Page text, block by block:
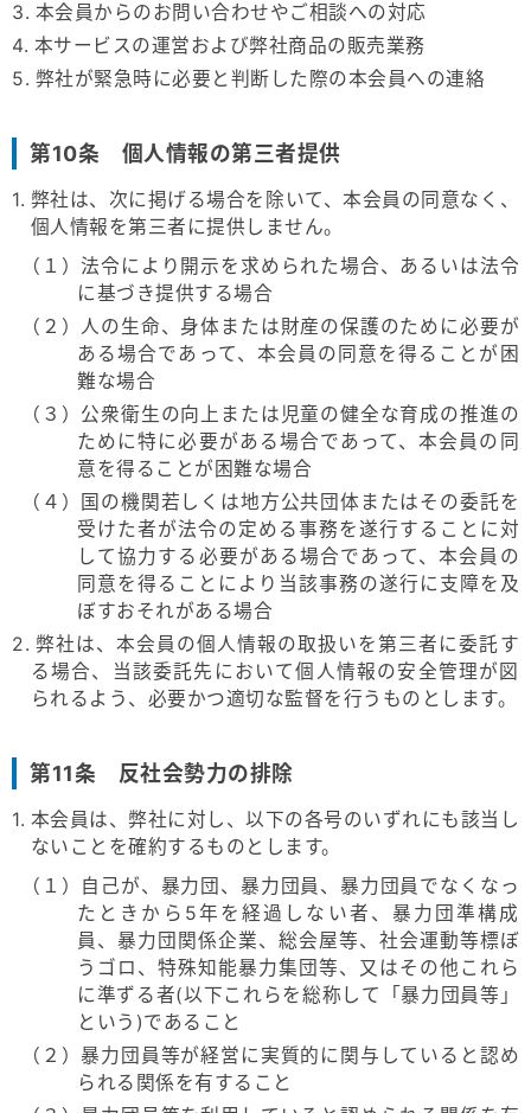
3. 本会員からのお問い合わせやご相談への対応
4. 本サービスの運営および弊社商品の販売業務
5. 弊社が緊急時に必要と判断した際の本会員への連絡
第10条 個人情報の第三者提供
1. 弊社は、次に掲げる場合を除いて、本会員の同意なく、
個人情報を第三者に提供しません。
（１）法令により開示を求められた場合、あるいは法令
に基づき提供する場合
（２）人の生命、身体または財産の保護のために必要が
ある場合であって、本会員の同意を得ることが困
難な場合
（３）公衆衛生の向上または児童の健全な育成の推進の
ために特に必要がある場合であって、本会員の同
意を得ることが困難な場合
（４）国の機関若しくは地方公共団体またはその委託を
受けた者が法令の定める事務を遂行することに対
して協力する必要がある場合であって、本会員の
同意を得ることにより当該事務の遂行に支障を及
ぼすおそれがある場合
2. 弊社は、本会員の個人情報の取扱いを第三者に委託す
る場合、当該委託先において個人情報の安全管理が図
られるよう、必要かつ適切な監督を行うものとします。
第11条 反社会勢力の排除
1. 本会員は、弊社に対し、以下の各号のいずれにも該当し
ないことを確約するものとします。
（１）自己が、暴力団、暴力団員、暴力団員でなくなっ
たときから5年を経過しない者、暴力団準構成
員、暴力団関係企業、総会屋等、社会運動等標ぼ
うゴロ、特殊知能暴力集団等、又はその他これら
に準ずる者(以下これらを総称して「暴力団員等」
という)であること
（２）暴力団員等が経営に実質的に関与していると認め
られる関係を有すること